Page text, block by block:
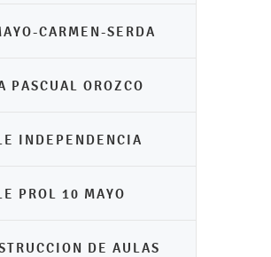
CARMEN-SERDA
PASCUAL OROZCO
INDEPENDENCIA
PROL 10 MAYO
DE AULAS